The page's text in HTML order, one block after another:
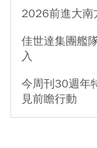
2026前進大南
佳世達集團艦
入
今周刊30週年
見前瞻行動